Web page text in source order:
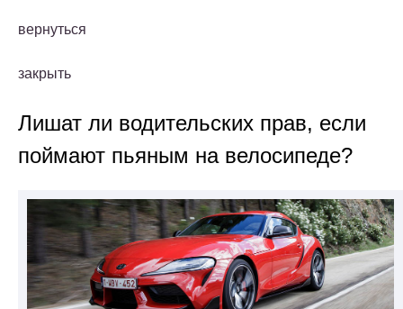
вернуться
закрыть
Лишат ли водительских прав, если
поймают пьяным на велосипеде?